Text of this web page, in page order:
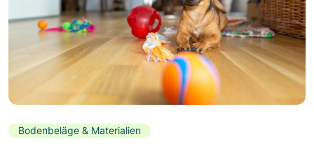
Bodenbeläge & Materialien